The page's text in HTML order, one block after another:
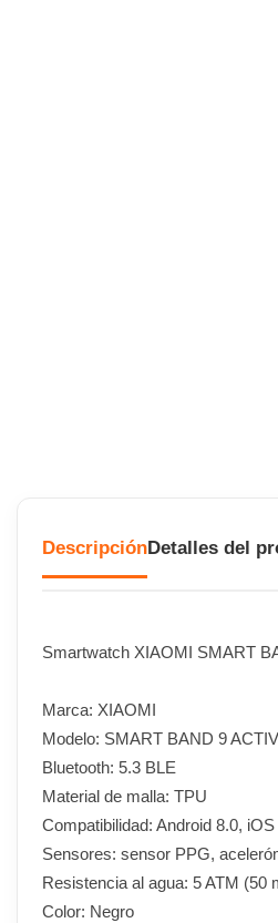
DescripciónDetalles del
Smartwatch XIAOMI SMART
Marca: XIAOMI
Modelo: SMART BAND 9
Bluetooth: 5.3 BLE
Material de malla: TPU
Compatibilidad: Android 8.0, iOS
Sensores: sensor PPG,
Resistencia al agua: 5 ATM (50
Color: Negro